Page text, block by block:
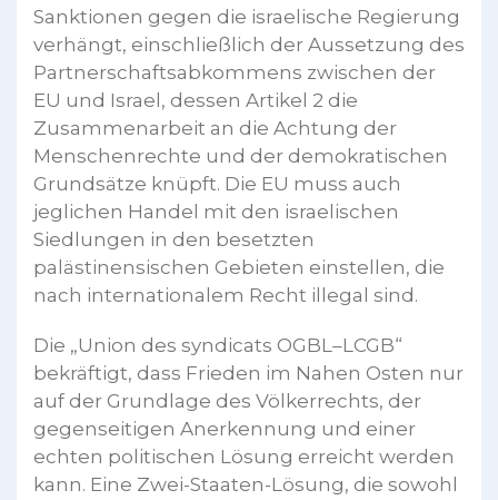
Sanktionen gegen die israelische Regierung
verhängt, einschließlich der Aussetzung des
Partnerschaftsabkommens zwischen der
EU und Israel, dessen Artikel 2 die
Zusammenarbeit an die Achtung der
Menschenrechte und der demokratischen
Grundsätze knüpft. Die EU muss auch
jeglichen Handel mit den israelischen
Siedlungen in den besetzten
palästinensischen Gebieten einstellen, die
nach internationalem Recht illegal sind.
Die „Union des syndicats OGBL–LCGB“
bekräftigt, dass Frieden im Nahen Osten nur
auf der Grundlage des Völkerrechts, der
gegenseitigen Anerkennung und einer
echten politischen Lösung erreicht werden
kann. Eine Zwei-Staaten-Lösung, die sowohl